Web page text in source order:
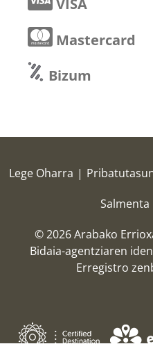
VISA
Mastercard
Bizum
Lege Oharra |
© 2026 Arabako
Bidaia-agentziaren
Erregistro